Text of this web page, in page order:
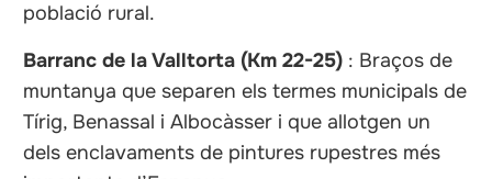
població rural.
Barranc de la Valltorta (Km 22-25) : Braços de
muntanya que separen els termes municipals de
Tírig, Benassal i Albocàsser i que allotgen un
dels enclavaments de pintures rupestres més